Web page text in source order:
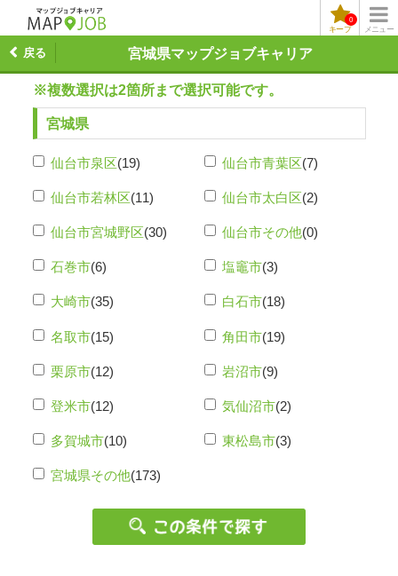
メニュー
キープ
0
宮城県マップジョブキャリア
戻る
※複数選択は2箇所まで選択可能です。
宮城県
仙台市泉区(19) 仙台市青葉区(7)
仙台市若林区(11) 仙台市太白区(2)
仙台市宮城野区(30) 仙台市その他(0)
石巻市(6) 塩竈市(3)
大崎市(35) 白石市(18)
名取市(15) 角田市(19)
栗原市(12) 岩沼市(9)
登米市(12) 気仙沼市(2)
多賀城市(10) 東松島市(3)
宮城県その他(173)